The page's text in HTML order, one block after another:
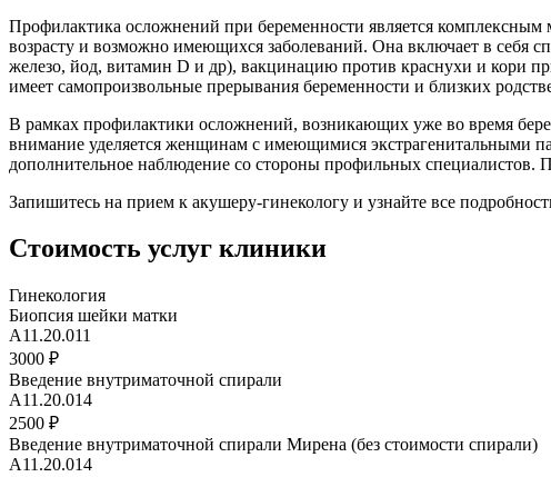
Профилактика осложнений при беременности является комплексным
возрасту и возможно имеющихся заболеваний. Она включает в себя
железо, йод, витамин D и др), вакцинацию против краснухи и кори
имеет самопроизвольные прерывания беременности и близких
В рамках профилактики осложнений, возникающих уже во время
внимание уделяется женщинам с имеющимися экстрагенитальными
дополнительное наблюдение со стороны профильных
Запишитесь на прием к акушеру-гинекологу и узнайте все
Стоимость услуг клиники
Гинекология
Биопсия шейки матки
A11.20.011
3000 ₽
Введение внутриматочной спирали
A11.20.014
2500 ₽
Введение внутриматочной спирали Мирена (без стоимости спирали)
A11.20.014